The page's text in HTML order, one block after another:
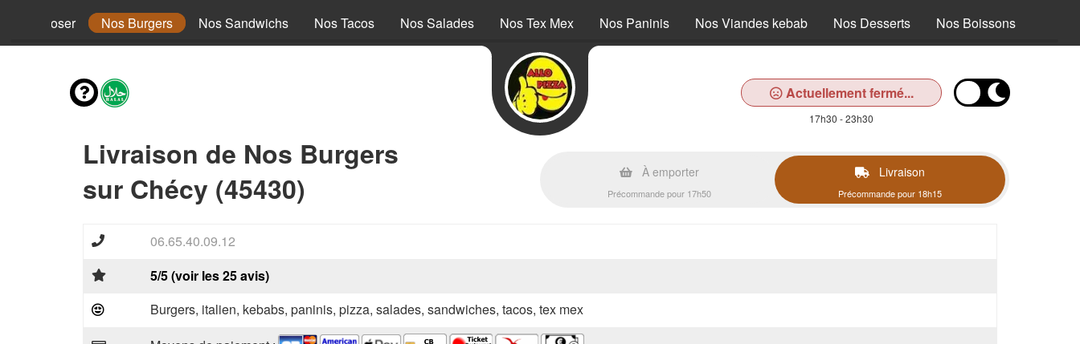
à composer Nos Burgers Nos Sandwichs Nos Tacos Nos Salades Nos Tex Mex Nos Paninis Nos Viandes kebab Nos Desserts Nos Boissons
Actuellement fermé...
17h30 - 23h30
Livraison de Nos Burgers
sur Chécy (45430)
À emporter
Précommande pour 17h50
Livraison
Précommande pour 18h15
06.65.40.09.12
5/5 (voir les 25 avis)
Burgers, italien, kebabs, paninis, pizza, salades, sandwiches, tacos, tex mex